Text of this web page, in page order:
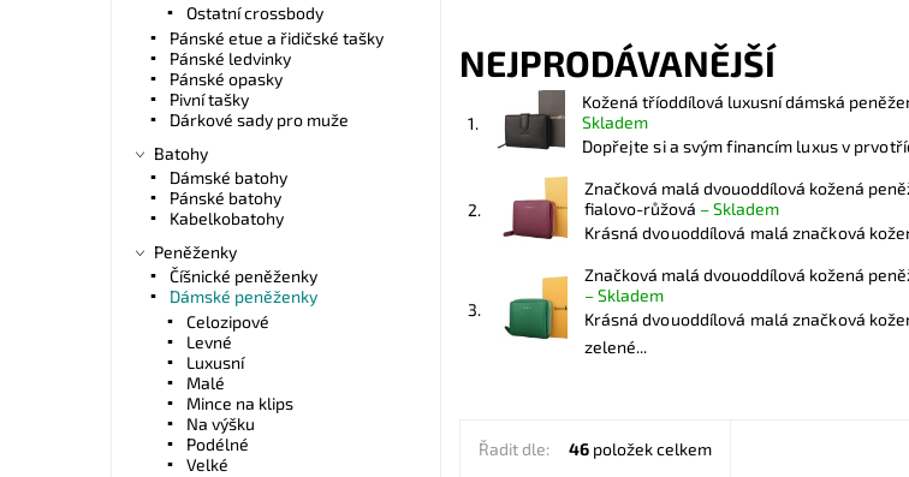
NEJPRODÁVANĚJŠÍ
1.
Kožená tříoddílová luxusní dámská
Skladem
Dopřejte si a svým financím luxus v
2.
Značková malá dvouoddílová kožená
fialovo-růžová –Skladem
Krásná dvouoddílová malá značková
3.
Značková malá dvouoddílová kožená
–Skladem
Krásná dvouoddílová malá značková
zelené...
Řadit dle: 46položek celkem
Ostatní crossbody
Pánské etue a řidičské tašky
Pánské ledvinky
Pánské opasky
Pivní tašky
Dárkové sady pro muže
Batohy
Dámské batohy
Pánské batohy
Kabelkobatohy
Peněženky
Číšnické peněženky
Dámské peněženky
Celozipové
Levné
Luxusní
Malé
Mince na klips
Na výšku
Podélné
Velké